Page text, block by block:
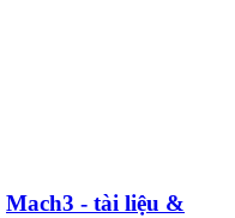
Mach3 - tài liệu &